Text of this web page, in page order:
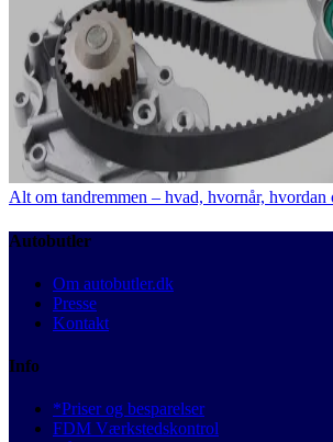
Alt om tandremmen – hvad, hvornår,
Autobutler
Om autobutler.dk
Presse
Kontakt
Info
*Priser og besparelser
FDM Værkstedskontrol